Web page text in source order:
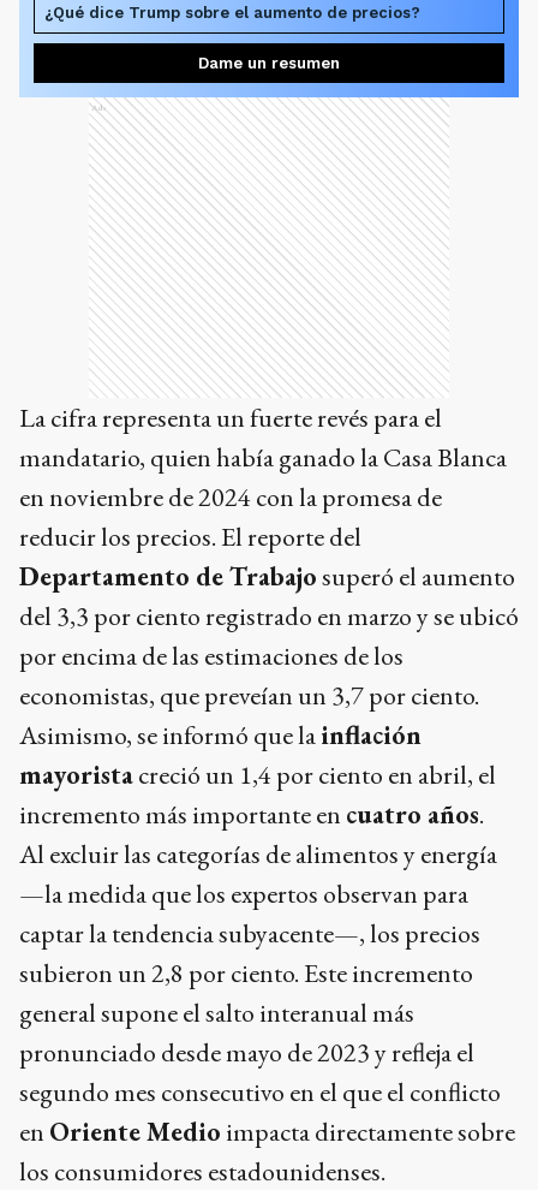
¿Qué dice Trump sobre el aumento de precios?
Dame un resumen
Ads
La cifra representa un fuerte revés para el
mandatario, quien había ganado la Casa Blanca
en noviembre de 2024 con la promesa de
reducir los precios. El reporte del
Departamento de Trabajosuperó el aumento
del 3,3 por ciento registrado en marzo y se ubicó
por encima de las estimaciones de los
economistas, que preveían un 3,7 por ciento.
Asimismo, se informó que lainflación
mayoristacreció un 1,4 por ciento en abril, el
incremento más importante en cuatro años.
Al excluir las categorías de alimentos y energía
—la medida que los expertos observan para
captar la tendencia subyacente—, los precios
subieron un 2,8 por ciento. Este incremento
general supone el salto interanual más
pronunciado desde mayo de 2023 y refleja el
segundo mes consecutivo en el que el conflicto
en Oriente Medio impacta directamente sobre
los consumidores estadounidenses.